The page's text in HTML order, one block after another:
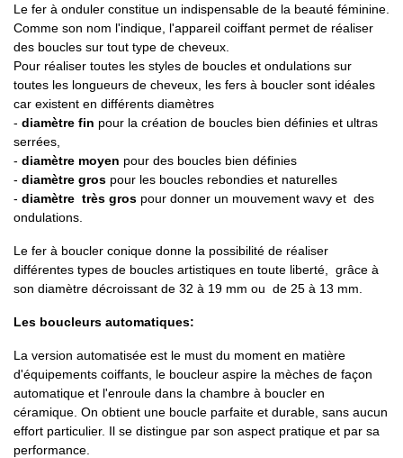
Le fer à onduler constitue un indispensable de la beauté féminine.
Comme son nom l'indique, l'appareil coiffant permet de réaliser
des boucles sur tout type de cheveux.
Pour réaliser toutes les styles de boucles et ondulations sur
toutes les longueurs de cheveux, les fers à boucler sont idéales
car existent en différents diamètres
- diamètre fin pour la création de boucles bien définies et ultras
serrées,
- diamètre moyen pour des boucles bien définies
- diamètre gros pour les boucles rebondies et naturelles
- diamètre très gros pour donner un mouvement wavy et des
ondulations.
Le fer à boucler conique donne la possibilité de réaliser
différentes types de boucles artistiques en toute liberté, grâce à
son diamètre décroissant de 32 à 19 mm ou de 25 à 13 mm.
Les boucleurs automatiques:
La version automatisée est le must du moment en matière
d'équipements coiffants, le boucleur aspire la mèches de façon
automatique et l'enroule dans la chambre à boucler en
céramique. On obtient une boucle parfaite et durable, sans aucun
effort particulier. Il se distingue par son aspect pratique et par sa
performance.